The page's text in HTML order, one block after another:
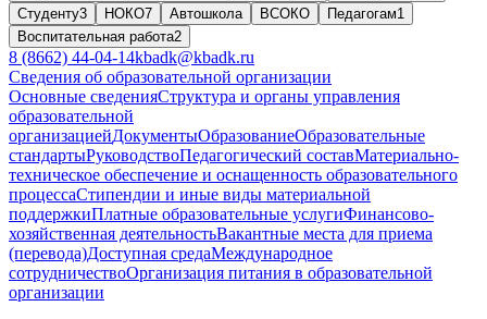
Студенту3 НОКО7 Автошкола ВСОКО Педагогам1
Воспитательная работа2
8 (8662) 44-04-14kbadk@kbadk.ru
Сведения об образовательной организации
Основные сведенияСтруктура и органы управления
образовательной
организациейДокументыОбразованиеОбразовательные
стандартыРуководствоПедагогический составМатериально-
техническое обеспечение и оснащенность образовательного
процессаСтипендии и иные виды материальной
поддержкиПлатные образовательные услугиФинансово-
хозяйственная деятельностьВакантные места для приема
(перевода)Доступная средаМеждународное
сотрудничествоОрганизация питания в образовательной
организации